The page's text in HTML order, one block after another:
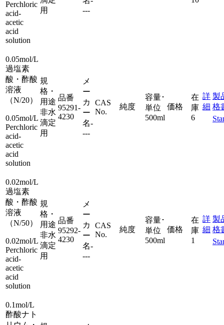
Perchloric
acid-
acetic
acid
solution
用
---
0.05mol/L
過塩素
酸・酢酸
溶液
（N/20）
0.05mol/L
Perchloric
acid-
acetic
acid
solution
規
格・
用途
非水
滴定
用
品番
95291-
4230
メ
ー
カ
ー
名-
---
CAS
No.
純度
容量･
単位
500ml
価格
在
庫
6
詳
細
製
格
0.02mol/L
過塩素
酸・酢酸
溶液
（N/50）
0.02mol/L
Perchloric
acid-
acetic
acid
solution
規
格・
用途
非水
滴定
用
品番
95292-
4230
メ
ー
カ
ー
名-
---
CAS
No.
純度
容量･
単位
500ml
価格
在
庫
1
詳
細
製
格
0.1mol/L
酢酸ナト